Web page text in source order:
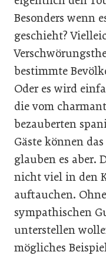
Besonders wenn
geschieht?
bestimmte
Oder es wird
die vom
bezauberten
Gäste können
glauben es aber.
nicht viel in den
auftauchen.
sympathischen
unterstellen
mögliches